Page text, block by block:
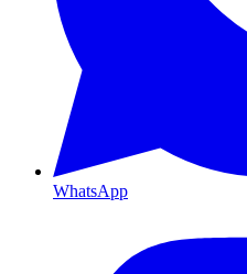
WhatsApp